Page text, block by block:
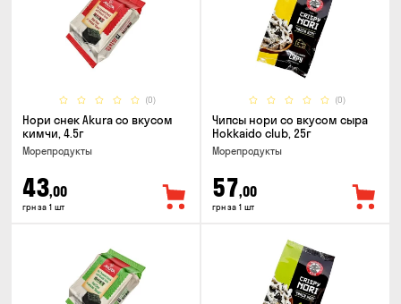
(0)
Нори снек Akura со вкусом
кимчи, 4.5г
Морепродукты
43,00
грн за 1 шт
(0)
Чипсы нори со вкусом сыра
Hokkaido club, 25г
Морепродукты
57,00
грн за 1 шт